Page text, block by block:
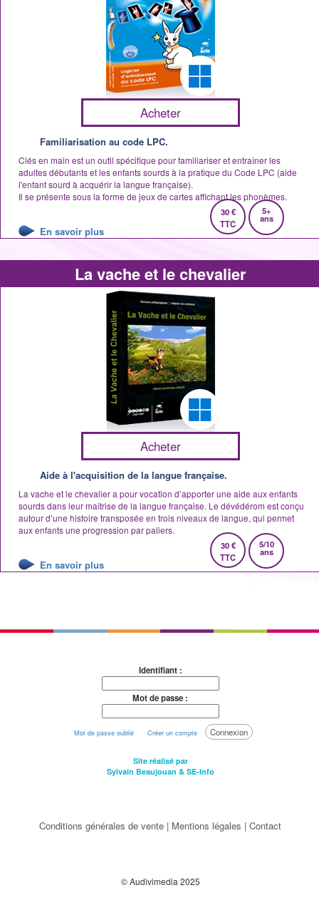
Acheter
Familiarisation au code LPC.
Clés en main est un outil spécifique pour familiariser et entraîner les
adultes débutants et les enfants sourds à la pratique du Code LPC (aide
l'enfant sourd à acquérir la langue française).
Il se présente sous la forme de jeux de cartes affichant les phonèmes.
En savoir plus
30 €
TTC
5+
ans
La vache et le chevalier
Acheter
Aide à l'acquisition de la langue française.
La vache et le chevalier a pour vocation d’apporter une aide aux enfants
sourds dans leur maîtrise de la langue française. Le dévédérom est conçu
autour d’une histoire transposée en trois niveaux de langue, qui permet
aux enfants une progression par paliers.
En savoir plus
30 €
TTC
5/10
ans
Identifiant :
Mot de passe :
Mot de passe oublié Créer un compte Connexion
Site réalisé par
Sylvain Beaujouan & SE-Info
Conditions générales de vente | Mentions légales | Contact
© Audivimedia 2025